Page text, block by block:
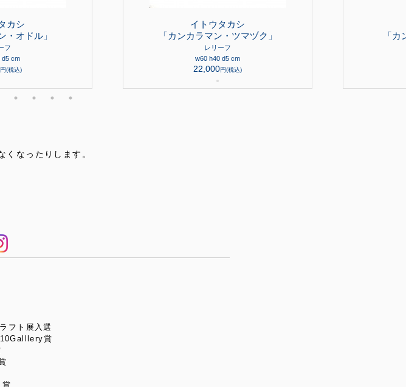
カシ
・オドル」
フ
d5 cm
円(税込)
イトウタカシ
「カンカラマン・ツマヅク」
レリーフ
w60 h40 d5 cm
22,000円(税込)
●
「
なったりします。
フト展入選
賞